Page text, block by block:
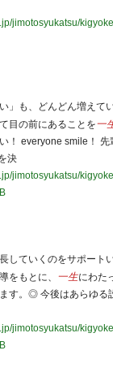
jimotosyukatsu/
」も、どんどん増えて
目の前にあることを一
！ everyone smile！
決
jimotosyukatsu/
していくのをサポート
をもとに、 一生にわた
す。◎ 今後はあらゆる
jimotosyukatsu/